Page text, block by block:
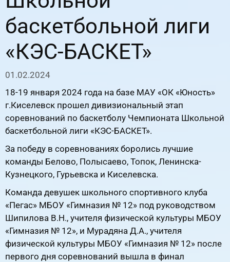
баскетбольной лиги
«КЭС-БАСКЕТ»
01.02.2024
18-19 января 2024 года на базе МАУ «ОК «Юность»
г.Киселевск прошел дивизиональный этап
соревнований по баскетболу Чемпионата Школьной
баскетбольной лиги «КЭС-БАСКЕТ».
За победу в соревнованиях боролись лучшие
команды Белово, Полысаево, Топок, Ленинска-
Кузнецкого, Гурьевска и Киселевска.
Команда девушек школьного спортивного клуба
«Пегас» МБОУ «Гимназия № 12» под руководством
Шипилова В.Н., учителя физической культуры МБОУ
«Гимназия № 12», и Мурадяна Д.А., учителя
физической культуры МБОУ «Гимназия № 12» после
первого дня соревнований вышла в финал